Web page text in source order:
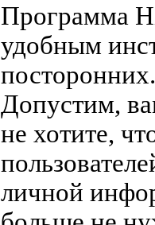
Программа
удобным
посторонних.
Допустим,
не хотите,
личной